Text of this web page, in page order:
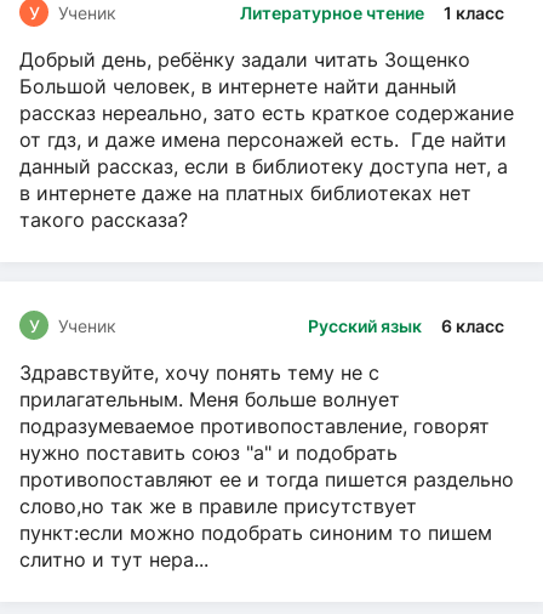
Литературное чтение 1 класс
У Ученик
Добрый день, ребёнку задали читать Зощенко
Большой человек, в интернете найти данный
рассказ нереально, зато есть краткое содержание
от гдз, и даже имена персонажей есть. Где найти
данный рассказ, если в библиотеку доступа нет, а
в интернете даже на платных библиотеках нет
такого рассказа?
Русский язык 6 класс
У Ученик
Здравствуйте, хочу понять тему не с
прилагательным. Меня больше волнует
подразумеваемое противопоставление, говорят
нужно поставить союз "а" и подобрать
противопоставляют ее и тогда пишется раздельно
слово,но так же в правиле присутствует
пункт:если можно подобрать синоним то пишем
слитно и тут нера...